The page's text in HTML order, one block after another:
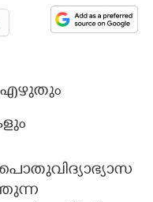
എഴുതും